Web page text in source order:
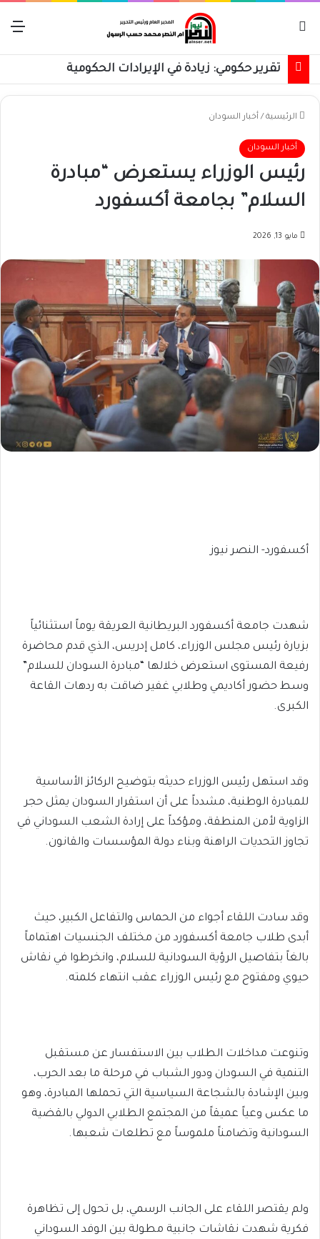
تقرير حكومي: زيادة في الإيرادات الحكومية
الرئيسية / أخبار السودان
أخبار السودان
رئيس الوزراء يستعرض “مبادرة
السلام” بجامعة أكسفورد
مايو 13, 2026
أكسفورد- النصر نيوز
شهدت جامعة أكسفورد البريطانية العريقة يوماً استثنائياً
بزيارة رئيس مجلس الوزراء، كامل إدريس، الذي قدم محاضرة
رفيعة المستوى استعرض خلالها “مبادرة السودان للسلام”
وسط حضور أكاديمي وطلابي غفير ضاقت به ردهات القاعة
الكبرى.
وقد استهل رئيس الوزراء حديثه بتوضيح الركائز الأساسية
للمبادرة الوطنية، مشدداً على أن استقرار السودان يمثل حجر
الزاوية لأمن المنطقة، ومؤكداً على إرادة الشعب السوداني في
تجاوز التحديات الراهنة وبناء دولة المؤسسات والقانون.
وقد سادت اللقاء أجواء من الحماس والتفاعل الكبير، حيث
أبدى طلاب جامعة أكسفورد من مختلف الجنسيات اهتماماً
بالغاً بتفاصيل الرؤية السودانية للسلام، وانخرطوا في نقاش
حيوي ومفتوح مع رئيس الوزراء عقب انتهاء كلمته.
وتنوعت مداخلات الطلاب بين الاستفسار عن مستقبل
التنمية في السودان ودور الشباب في مرحلة ما بعد الحرب،
وبين الإشادة بالشجاعة السياسية التي تحملها المبادرة، وهو
ما عكس وعياً عميقاً من المجتمع الطلابي الدولي بالقضية
السودانية وتضامناً ملموساً مع تطلعات شعبها.
ولم يقتصر اللقاء على الجانب الرسمي، بل تحول إلى تظاهرة
فكرية شهدت نقاشات جانبية مطولة بين الوفد السوداني